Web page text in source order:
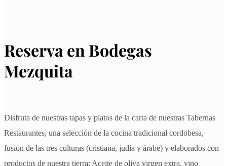
Reserva en Bodegas
Mezquita
Disfruta de nuestras tapas y platos de la carta de nuestras Tabernas
Restaurantes, una selección de la cocina tradicional cordobesa,
fusión de las tres culturas (cristiana, judía y árabe) y elaborados con
productos de nuestra tierra: Aceite de oliva virgen extra, vino